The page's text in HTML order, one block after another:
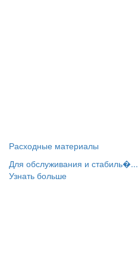
Расходные материалы
Для обслуживания и стабиль�...
Узнать больше